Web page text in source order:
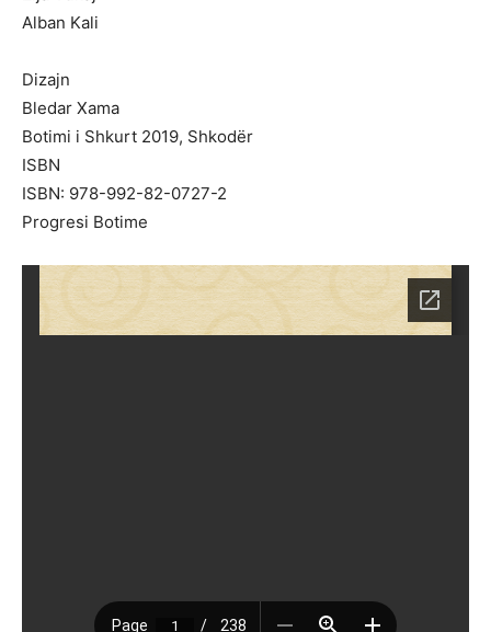
Alban Kali
Dizajn
Bledar Xama
Botimi i Shkurt 2019, Shkodër
ISBN
ISBN: 978-992-82-0727-2
Progresi Botime